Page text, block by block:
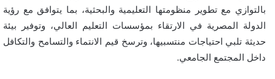
بالتوازي مع تطوير منظومتها التعليمية والبحثية، بما يتوافق مع رؤية
الدولة المصرية في الارتقاء بمؤسسات التعليم العالي، وتوفير بيئة
حديثة تلبي احتياجات منتسبيها، وترسخ قيم الانتماء والتسامح والتكافل
داخل المجتمع الجامعي.